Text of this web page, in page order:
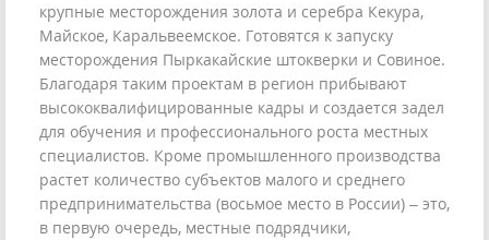
крупные месторождения золота и серебра Кекура,
Майское, Каральвеемское. Готовятся к запуску
месторождения Пыркакайские штокверки и Совиное.
Благодаря таким проектам в регион прибывают
высококвалифицированные кадры и создается задел
для обучения и профессионального роста местных
специалистов. Кроме промышленного производства
растет количество субъектов малого и среднего
предпринимательства (восьмое место в России) – это,
в первую очередь, местные подрядчики,